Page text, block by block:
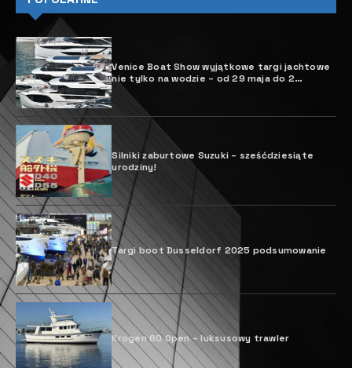
H
iszpańska firma Meros Yachtsharing,
specjalizuje się w boatsheringu czyli
własności ułamkowej jachtów. Jak
twierdzą jej przedstawicle
yachtsharing jest bezstresową formą
żeglowania. Jednostki Sunseeker 95s High Energy i
Blue Infinity One pływają w ramach programu
własności Flexshare. Jeśli współdzielona własność
oznacza dla ciebie komfortowy wypoczynek, to ten
artykuł jest dla ciebie.
Posiadanie formy współwłasności boatsharing